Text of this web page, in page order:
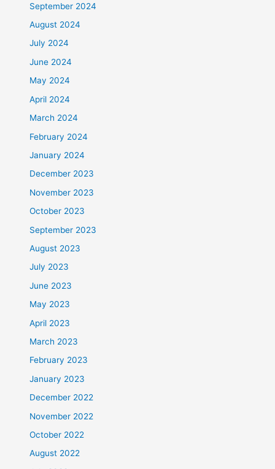
September 2024
August 2024
July 2024
June 2024
May 2024
April 2024
March 2024
February 2024
January 2024
December 2023
November 2023
October 2023
September 2023
August 2023
July 2023
June 2023
May 2023
April 2023
March 2023
February 2023
January 2023
December 2022
November 2022
October 2022
August 2022